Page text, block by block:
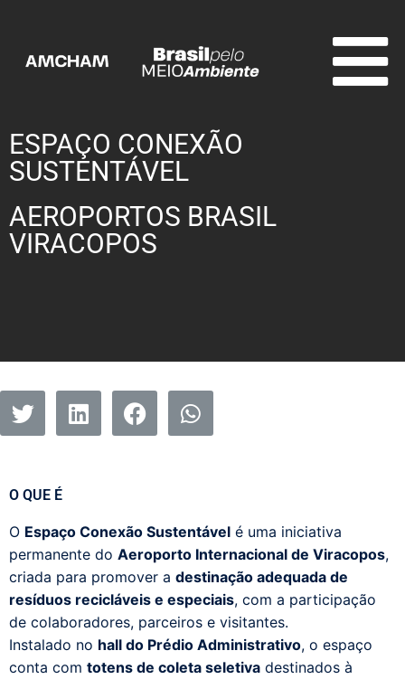
ESPAÇO CONEXÃO
SUSTENTÁVEL
AEROPORTOS BRASIL
VIRACOPOS
O QUE É
O Espaço Conexão Sustentável é uma iniciativa
permanente do Aeroporto Internacional de Viracopos,
criada para promover a destinação adequada de
resíduos recicláveis e especiais, com a participação
de colaboradores, parceiros e visitantes.
Instalado no hall do Prédio Administrativo, o espaço
conta com totens de coleta seletiva destinados à